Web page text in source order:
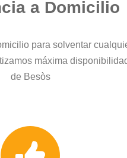
a Domicilio
para solventar
máxima
de Besòs